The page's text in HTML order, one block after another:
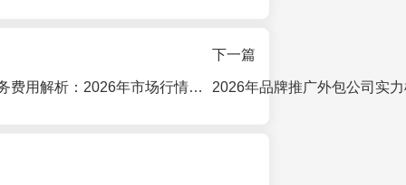
品牌运营外包服务费用解析：2026年市场行情与查生意等机构报价参考
下一篇